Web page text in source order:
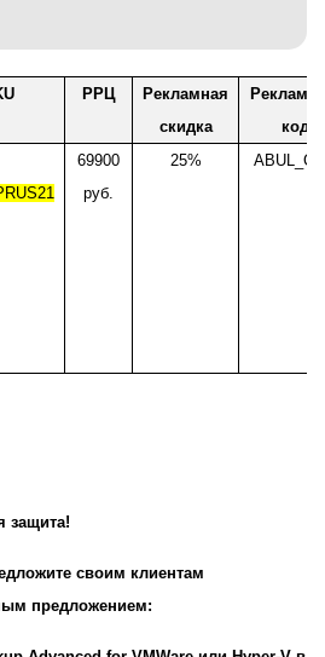
РРЦ
Рекламная
скидка
код
69900
руб.
25%
защита!
своим клиентам
предложением: